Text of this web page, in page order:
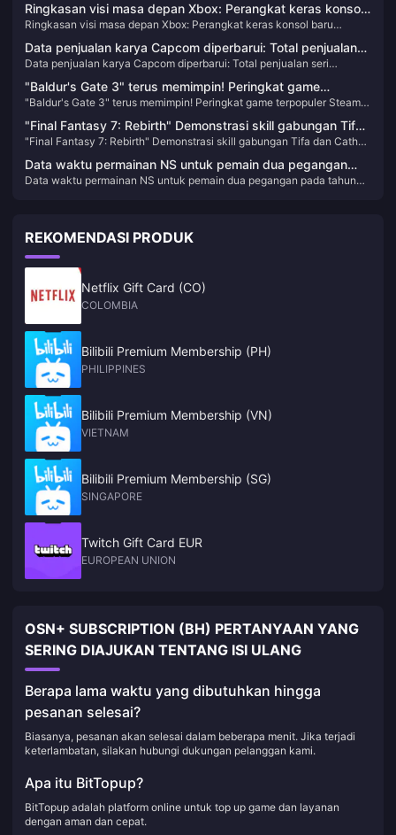
Ringkasan visi masa depan Xbox: Perangkat keras konsol
baru sedang dalam pengembangan, dan empat game akan
diluncurkan di platform lain
Ringkasan visi masa depan Xbox: Perangkat keras konsol baru
platform lain
Data penjualan karya Capcom diperbarui: Total penjualan
seri "Bionicle" mencapai 154 juta
Data penjualan karya Capcom diperbarui: Total penjualan seri
"Baldur's Gate 3" terus memimpin! Peringkat game
terpopuler Steam Deck di bulan Desember diumumkan
"Baldur's Gate 3" terus memimpin! Peringkat game terpopuler Steam
"Final Fantasy 7: Rebirth" Demonstrasi skill gabungan Tifa
dan Cathay "Moogle Dunk"
"Final Fantasy 7: Rebirth" Demonstrasi skill gabungan Tifa dan Cathay
Data waktu permainan NS untuk pemain dua pegangan
pada tahun 2023
Data waktu permainan NS untuk pemain dua pegangan pada tahun
REKOMENDASI PRODUK
Netflix Gift Card (CO)
COLOMBIA
Bilibili Premium Membership (PH)
PHILIPPINES
Bilibili Premium Membership (VN)
VIETNAM
Bilibili Premium Membership (SG)
SINGAPORE
Twitch Gift Card EUR
EUROPEAN UNION
OSN+ SUBSCRIPTION (BH) PERTANYAAN YANG
SERING DIAJUKAN TENTANG ISI ULANG
Berapa lama waktu yang dibutuhkan hingga
pesanan selesai?
Biasanya, pesanan akan selesai dalam beberapa menit. Jika terjadi
keterlambatan, silakan hubungi dukungan pelanggan kami.
Apa itu BitTopup?
BitTopup adalah platform online untuk top up game dan layanan
dengan aman dan cepat.